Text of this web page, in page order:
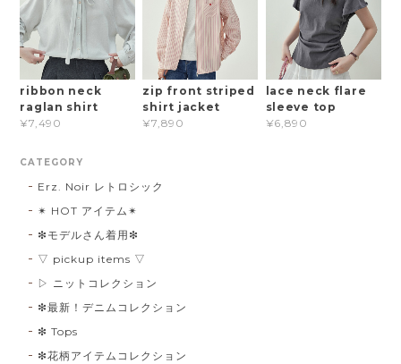
ribbon neck
raglan shirt
¥7,490
zip front striped
shirt jacket
¥7,890
lace neck flare
sleeve top
¥6,890
CATEGORY
Erz. Noir レトロシック
✴︎ HOT アイテム✴︎
❇︎モデルさん着用❇︎
▽ pickup items ▽
▷ ニットコレクション
❇︎最新！デニムコレクション
❇︎ Tops
❇︎花柄アイテムコレクション